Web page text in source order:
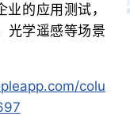
的应用测试，
光学遥感等场景
colu